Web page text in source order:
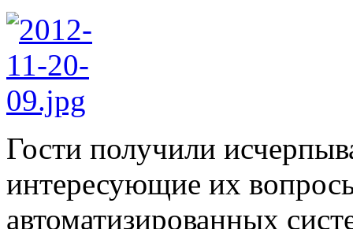
Гости получили
интересующие их
автоматизированных